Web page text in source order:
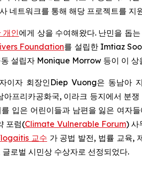
네트워크를 통해 해당 프로젝트를 지
개인에게 상을 수여해왔다. 난민을 돕
Foundation를 설립한 Imtiaz
동 설립자 Monique Morrow 등이 이 상
이자 회장인Diep Vuong은 동남아
아프리카공화국, 이라크 등지에서 분
입은 어린이들과 남편을 잃은 여자
포럼(Climate Vulnerable Forum) 사
교수 가 공법 발전, 법률 교육,
로벌 시민상 수상자로 선정되었다.